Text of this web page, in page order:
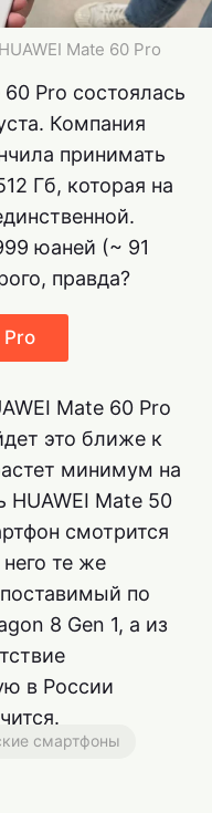
Mate 60 Pro
Pro состоялась
Компания
принимать
Гб, которая на
юаней (~ 91
правда?
Pro
Mate 60 Pro
это ближе к
минимум на
HUAWEI Mate 50
смотрится
те же
по
8 Gen 1, а из
в России
смартфоны